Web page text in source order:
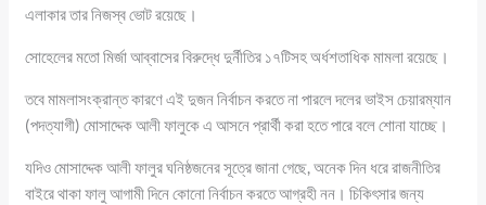
এলাকার তার নিজস্ব ভোট রয়েছে।
সোহেলের মতো মির্জা আব্বাসের বিরুদ্ধে দুর্নীতির ১৭টিসহ অর্ধশতাধিক মামলা রয়েছে।
তবে মামলাসংক্রান্ত কারণে এই দুজন নির্বাচন করতে না পারলে দলের ভাইস চেয়ারম্যান
(পদত্যাগী) মোসাদ্দেক আলী ফালুকে এ আসনে প্রার্থী করা হতে পারে বলে শোনা যাচ্ছে।
যদিও মোসাদ্দেক আলী ফালুর ঘনিষ্ঠজনের সূত্রে জানা গেছে, অনেক দিন ধরে রাজনীতির
বাইরে থাকা ফালু আগামী দিনে কোনো নির্বাচন করতে আগ্রহী নন। চিকিৎসার জন্য